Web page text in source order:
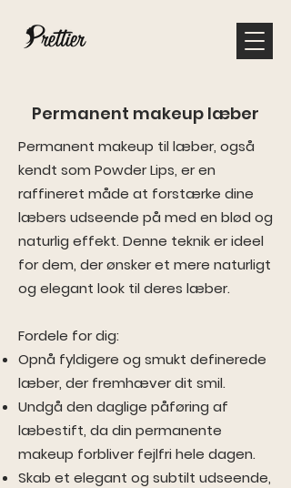
Permanent makeup læber
Permanent makeup til læber, også
kendt som Powder Lips, er en
raffineret måde at forstærke dine
læbers udseende på med en blød og
naturlig effekt. Denne teknik er ideel
for dem, der ønsker et mere naturligt
og elegant look til deres læber.
Fordele for dig:
Opnå fyldigere og smukt definerede
læber, der fremhæver dit smil.
Undgå den daglige påføring af
læbestift, da din permanente
makeup forbliver fejlfri hele dagen.
Skab et elegant og subtilt udseende,